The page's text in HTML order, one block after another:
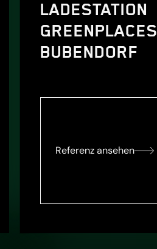
LADESTATION
GREENPLACES
BUBENDORF
Referenz ansehen